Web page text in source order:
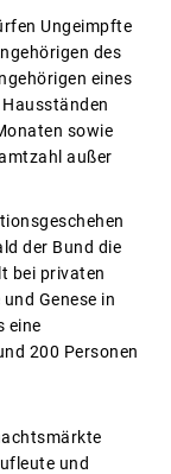
Ungeimpfte
des
eines
sowie
außer
der Bund die
bei privaten
Genese in
eine
200 Personen
und